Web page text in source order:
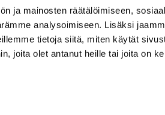
ja mainosten räätälöimiseen,
analysoimiseen. Lisäksi
tietoja siitä, miten käytät
joita olet antanut heille tai joita on
Vi svarar på
Tarkistathan
Vänligen